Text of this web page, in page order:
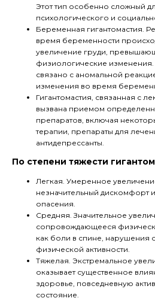
Этот тип особенно сложный
психологического и
Беременная гигантомастия.
время беременности
увеличение груди,
физиологические изменения.
связано с аномальной
изменения во время
Гигантомастия, связанная с
вызвана приемом
препаратов, включая
терапии, препараты для
антидепрессанты.
По степени тяжести
Легкая. Умеренное
незначительный дискомфорт
опасения.
Средняя. Значительное
сопровождающееся
как боли в спине, нарушения
физической активности.
Тяжелая. Экстремальное
оказывает существенное
здоровье, повседневную
состояние.